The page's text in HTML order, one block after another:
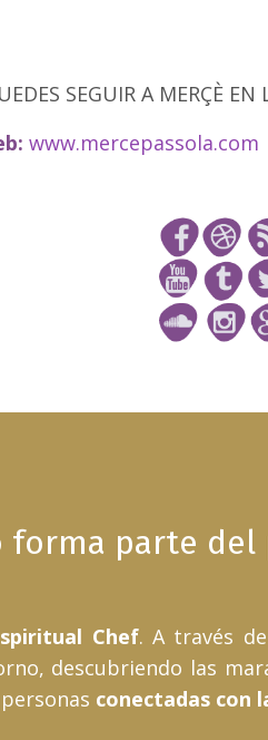
SEGUIR A MERÇÈ EN
www.mercepassola.com
forma parte del
Chef. A través
descubriendo las
conectadas con